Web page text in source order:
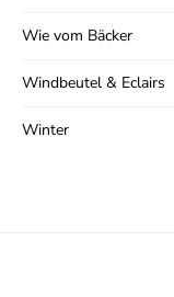
Wie vom Bäcker
Windbeutel & Eclairs
Winter